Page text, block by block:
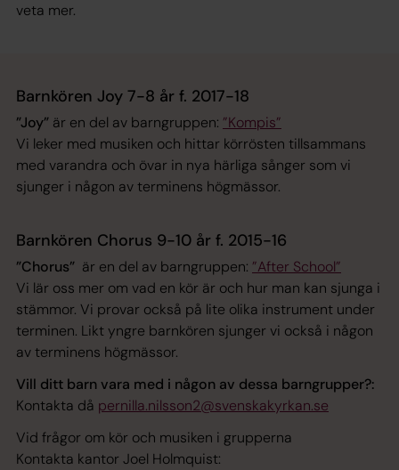
veta mer.
Barnkören Joy 7-8 år f. 2017-18
”Joy” är en del av barngruppen: ”Kompis”
Vi leker med musiken och hittar körrösten tillsammans
med varandra och övar in nya härliga sånger som vi
sjunger i någon av terminens högmässor.
Barnkören Chorus 9-10 år f. 2015-16
”Chorus” är en del av barngruppen: ”After School”
Vi lär oss mer om vad en kör är och hur man kan sjunga i
stämmor. Vi provar också på lite olika instrument under
terminen. Likt yngre barnkören sjunger vi också i någon
av terminens högmässor.
Vill ditt barn vara med i någon av dessa barngrupper?:
Kontakta då pernilla.nilsson2@svenskakyrkan.se
Vid frågor om kör och musiken i grupperna
Kontakta kantor Joel Holmquist: